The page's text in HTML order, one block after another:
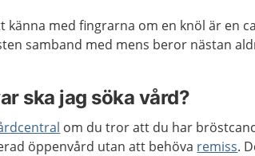
känna med fingrarna om en knöl är en
samband med mens beror nästan
ska jag söka vård?
om du tror att du har
öppenvård utan att behöva remiss.